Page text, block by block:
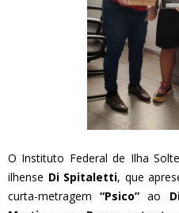
O Instituto Federal de Ilha
ilhense Di Spitaletti, que
curta-metragem“Psico” ao